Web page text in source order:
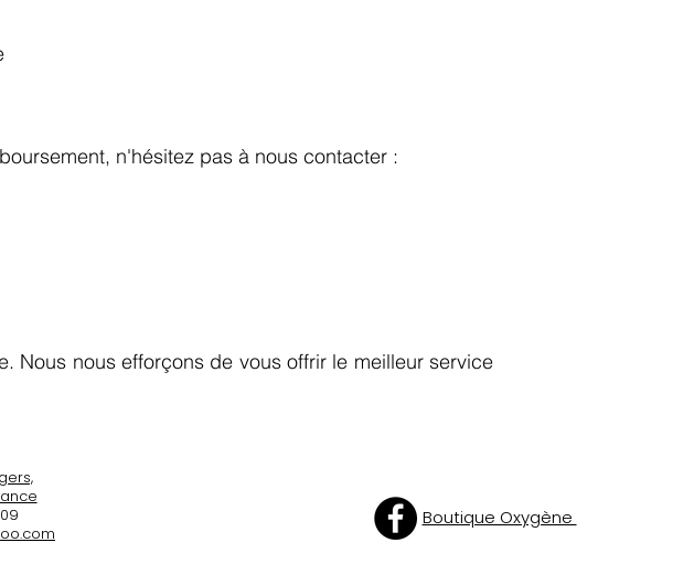
n'hésitez pas à nous contacter :
Nous nous efforçons de vous offrir le meilleur service
Boutique Oxygène